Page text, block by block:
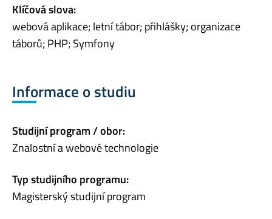
Klíčová slova:
webová aplikace; letní tábor; přihlášky; organizace
táborů; PHP; Symfony
Informace o studiu
Studijní program / obor:
Znalostní a webové technologie
Typ studijního programu:
Magisterský studijní program